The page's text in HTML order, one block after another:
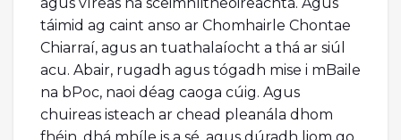
táimid ag caint anso ar Chomhairle Chontae
Chiarraí, agus an tuathalaíocht a thá ar siúl
acu. Abair, rugadh agus tógadh mise i mBaile
na bPoc, naoi déag caoga cúig. Agus
chuireas isteach ar chead pleanála dhom